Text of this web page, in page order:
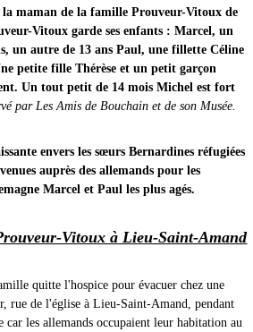
maman de la famille Prouveur-Vitoux de
Vitoux garde ses enfants : Marcel, un
un autre de 13 ans Paul, une fillette Céline
petite fille Thérèse et un petit garçon
Un tout petit de 14 mois Michel est fort
par Les Amis de Bouchain et de son Musée.
envers les sœurs Bernardines réfugiées
auprès des allemands pour les
Marcel et Paul les plus agés.
Vitoux à Lieu-Saint-Amand
quitte l'hospice pour évacuer chez une
rue de l'église à Lieu-Saint-Amand, pendant
car les allemands occupaient leur habitation au